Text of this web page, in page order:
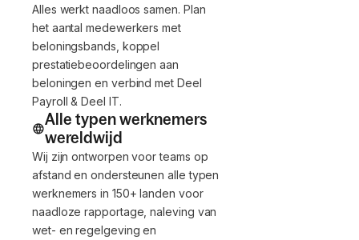
Alles werkt naadloos samen. Plan
het aantal medewerkers met
beloningsbands, koppel
prestatiebeoordelingen aan
beloningen en verbind met Deel
Payroll & Deel IT.
Alle typen werknemers
wereldwijd
Wij zijn ontworpen voor teams op
afstand en ondersteunen alle typen
werknemers in 150+ landen voor
naadloze rapportage, naleving van
wet- en regelgeving en